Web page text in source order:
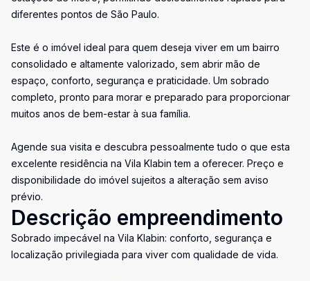
diferentes pontos de São Paulo.
Este é o imóvel ideal para quem deseja viver em um bairro
consolidado e altamente valorizado, sem abrir mão de
espaço, conforto, segurança e praticidade. Um sobrado
completo, pronto para morar e preparado para proporcionar
muitos anos de bem-estar à sua família.
Agende sua visita e descubra pessoalmente tudo o que esta
excelente residência na Vila Klabin tem a oferecer. Preço e
disponibilidade do imóvel sujeitos a alteração sem aviso
prévio.
Descrição empreendimento
Sobrado impecável na Vila Klabin: conforto, segurança e
localização privilegiada para viver com qualidade de vida.